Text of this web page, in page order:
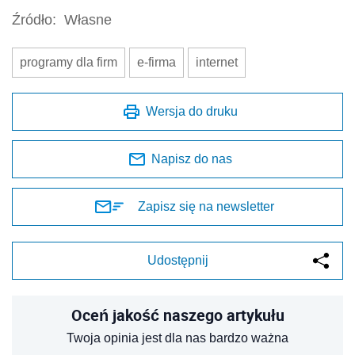
Źródło: Własne
programy dla firm e-firma internet
Wersja do druku
Napisz do nas
Zapisz się na newsletter
Udostępnij
Oceń jakość naszego artykułu
Twoja opinia jest dla nas bardzo ważna